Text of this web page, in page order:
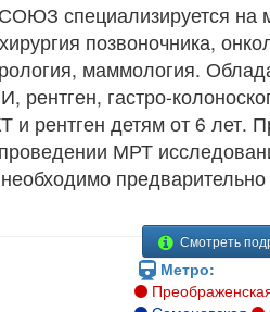
специализируется на
позвоночника,
маммология.
рентген, гастро-
и рентген детям от 6 лет.
МРТ
Смотреть
Метро: